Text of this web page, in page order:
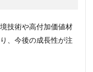
技術や高付加価値材
、今後の成長性が注